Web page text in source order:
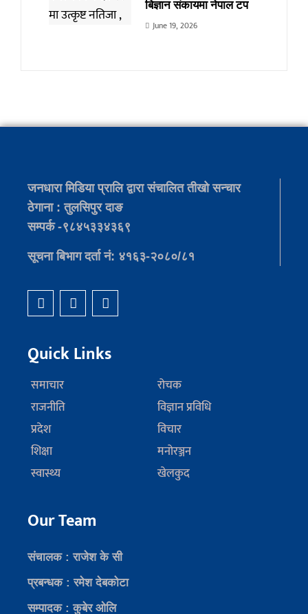
बिज्ञान संकायमा नेपाल टप
June 19, 2026
जनधारा मिडिया प्रालि द्वारा संचालित तीखो सन्चार
ठेगाना : तुलसिपुर दाङ
सम्पर्क -९८४५३३४३६९
सूचना बिभाग दर्ता नं: ४१६३-२०८०/८१
Quick Links
समाचार
राजनीति
प्रदेश
शिक्षा
स्वास्थ्य
रोचक
विज्ञान प्रविधि
विचार
मनोरञ्जन
खेलकुद
Our Team
संचालक : राजेश के सी
प्रबन्धक : रमेश देबकोटा
सम्पादक : कुबेर ओलि